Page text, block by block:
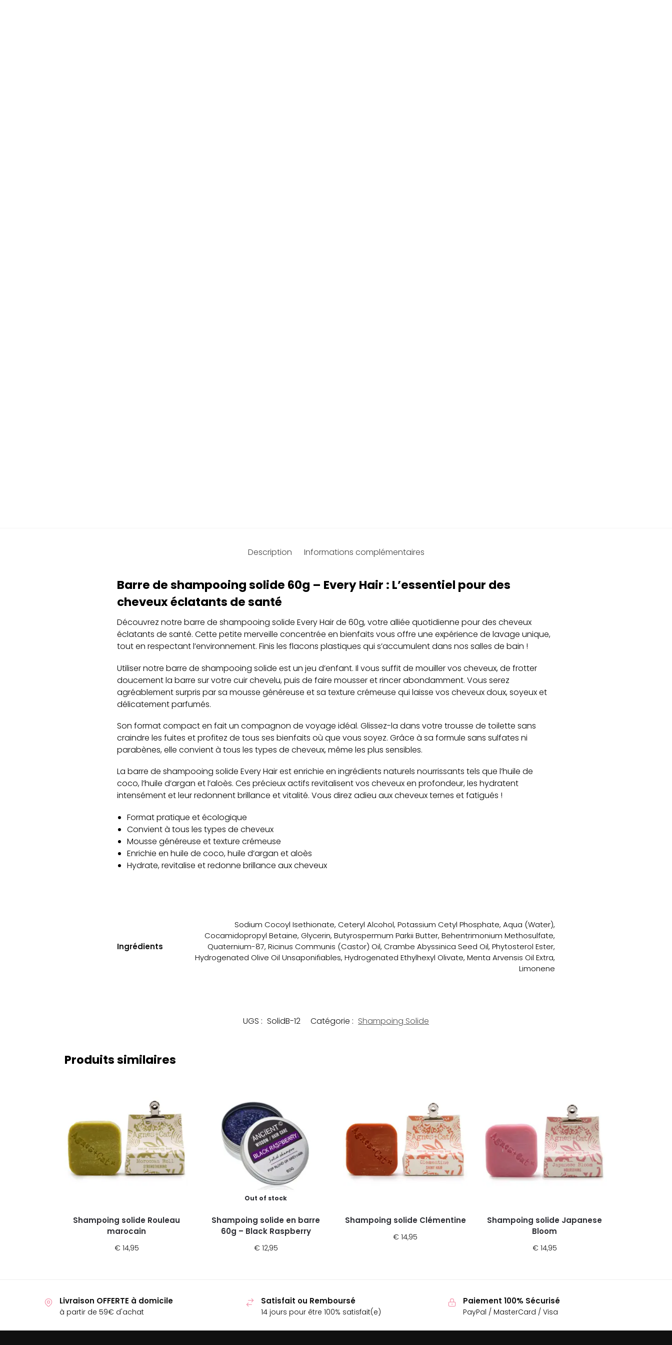
Description Informations complémentaires
Barre de shampooing solide 60g – Every Hair : L’essentiel pour des
cheveux éclatants de santé
Découvrez notre barre de shampooing solide Every Hair de 60g, votre alliée quotidienne pour des cheveux
éclatants de santé. Cette petite merveille concentrée en bienfaits vous offre une expérience de lavage unique,
tout en respectant l’environnement. Finis les flacons plastiques qui s’accumulent dans nos salles de bain !
Utiliser notre barre de shampooing solide est un jeu d’enfant. Il vous suffit de mouiller vos cheveux, de frotter
doucement la barre sur votre cuir chevelu, puis de faire mousser et rincer abondamment. Vous serez
agréablement surpris par sa mousse généreuse et sa texture crémeuse qui laisse vos cheveux doux, soyeux et
délicatement parfumés.
Son format compact en fait un compagnon de voyage idéal. Glissez-la dans votre trousse de toilette sans
craindre les fuites et profitez de tous ses bienfaits où que vous soyez. Grâce à sa formule sans sulfates ni
parabènes, elle convient à tous les types de cheveux, même les plus sensibles.
La barre de shampooing solide Every Hair est enrichie en ingrédients naturels nourrissants tels que l’huile de
coco, l’huile d’argan et l’aloès. Ces précieux actifs revitalisent vos cheveux en profondeur, les hydratent
intensément et leur redonnent brillance et vitalité. Vous direz adieu aux cheveux ternes et fatigués !
Format pratique et écologique
Convient à tous les types de cheveux
Mousse généreuse et texture crémeuse
Enrichie en huile de coco, huile d’argan et aloès
Hydrate, revitalise et redonne brillance aux cheveux
Ingrédients
Sodium Cocoyl Isethionate, Ceteryl Alcohol, Potassium Cetyl Phosphate, Aqua (Water),
Cocamidopropyl Betaine, Glycerin, Butyrospermum Parkii Butter, Behentrimonium Methosulfate,
Quaternium-87, Ricinus Communis (Castor) Oil, Crambe Abyssinica Seed Oil, Phytosterol Ester,
Hydrogenated Olive Oil Unsaponifiables, Hydrogenated Ethylhexyl Olivate, Menta Arvensis Oil Extra,
Limonene
UGS : SolidB-12 Catégorie : Shampoing Solide
Produits similaires
Shampoing solide Rouleau
marocain
€ 14,95
Out of stock
Shampoing solide en barre
60g – Black Raspberry
€ 12,95
Shampoing solide Clémentine
€ 14,95
Shampoing solide Japanese
Bloom
€ 14,95
Livraison OFFERTE à domicile
à partir de 59€ d'achat
Satisfait ou Remboursé
14 jours pour être 100% satisfait(e)
Paiement 100% Sécurisé
PayPal / MasterCard / Visa